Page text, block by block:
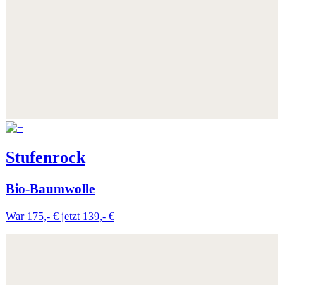
Stufenrock
Bio-Baumwolle
War 175,- € jetzt 139,- €